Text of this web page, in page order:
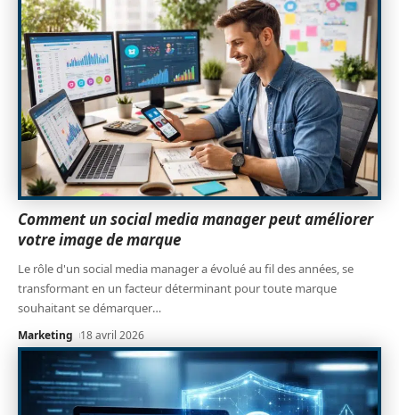
Comment un social media manager peut améliorer
votre image de marque
Le rôle d'un social media manager a évolué au fil des années, se
transformant en un facteur déterminant pour toute marque
souhaitant se démarquer…
Marketing 18 avril 2026